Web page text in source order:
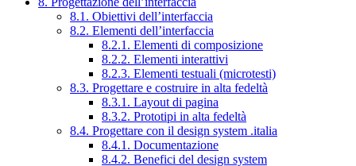
8.1. Obiettivi dell’interfaccia
8.2. Elementi dell’interfaccia
8.2.1. Elementi di composizione
8.2.2. Elementi interattivi
8.2.3. Elementi testuali (microtesti)
8.3. Progettare e costruire in alta fedeltà
8.3.1. Layout di pagina
8.3.2. Prototipi in alta fedeltà
8.4. Progettare con il design system .italia
8.4.1. Documentazione
8.4.2. Benefici del design system